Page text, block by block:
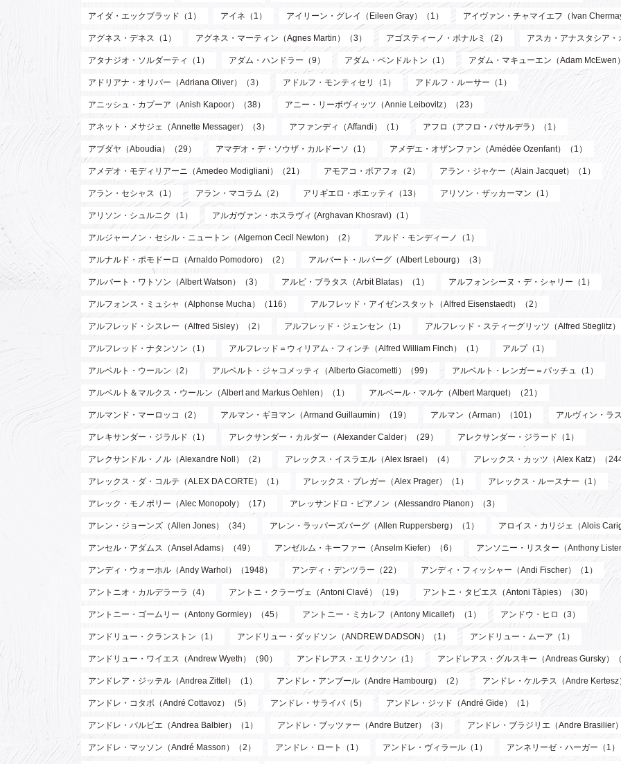
アイダ・エックブラッド（1） アイネ（1） アイリーン・グレイ（Eileen Gray）（1） アイヴァン・チャマイエフ（Ivan
アグネス・デネス（1） アグネス・マーティン（Agnes Martin）（3） アゴスティーノ・ボナルミ（2） アスカ・アナスタシア
アタナジオ・ソルダーティ（1） アダム・ハンドラー（9） アダム・ペンドルトン（1） アダム・マキューエン（Adam McEwen
アドリアナ・オリバー（Adriana Oliver）（3） アドルフ・モンティセリ（1） アドルフ・ルーサー（1）
アニッシュ・カプーア（Anish Kapoor）（38） アニー・リーボヴィッツ（Annie Leibovitz）（23）
アネット・メサジェ（Annette Messager）（3） アファンディ（Affandi）（1） アフロ（アフロ・バサルデラ）（1）
アブダヤ（Aboudia）（29） アマデオ・デ・ソウザ・カルドーソ（1） アメデエ・オザンファン（Amédée Ozenfant）（1）
アメデオ・モディリアーニ（Amedeo Modigliani）（21） アモアコ・ボアフォ（2） アラン・ジャケー（Alain Jacquet）（1）
アラン・セシャス（1） アラン・マコラム（2） アリギエロ・ボエッティ（13） アリソン・ザッカーマン（1）
アリソン・シュルニク（1） アルガヴァン・ホスラヴィ (Arghavan Khosravi)（1）
アルジャーノン・セシル・ニュートン（Algernon Cecil Newton）（2） アルド・モンディーノ（1）
アルナルド・ポモドーロ（Arnaldo Pomodoro）（2） アルバート・ルバーグ（Albert Lebourg）（3）
アルバート・ワトソン（Albert Watson）（3） アルビ・ブラタス（Arbit Blatas）（1） アルフォンシーヌ・デ・シャリー（1）
アルフォンス・ミュシャ（Alphonse Mucha）（116） アルフレッド・アイゼンスタット（Alfred Eisenstaedt）（2）
アルフレッド・シスレー（Alfred Sisley）（2） アルフレッド・ジェンセン（1） アルフレッド・スティーグリッツ（Alfred Stieglitz
アルフレッド・ナタンソン（1） アルフレッド＝ウィリアム・フィンチ（Alfred William Finch）（1） アルプ（1）
アルベルト・ウールン（2） アルベルト・ジャコメッティ（Alberto Giacometti）（99） アルベルト・レンガー＝パッチュ（1）
アルベルト＆マルクス・ウールン（Albert and Markus Oehlen）（1） アルベール・マルケ（Albert Marquet）（21）
アルマンド・マーロッコ（2） アルマン・ギヨマン（Armand Guillaumin）（19） アルマン（Arman）（101） アルヴィン・ラ
アレキサンダー・ジラルド（1） アレクサンダー・カルダー（Alexander Calder）（29） アレクサンダー・ジラード（1）
アレクサンドル・ノル（Alexandre Noll）（2） アレックス・イスラエル（Alex Israel）（4） アレックス・カッツ（Alex Katz）（
アレックス・ダ・コルテ（ALEX DA CORTE）（1） アレックス・プレガー（Alex Prager）（1） アレックス・ルースナー（1）
アレック・モノポリー（Alec Monopoly）（17） アレッサンドロ・ピアノン（Alessandro Pianon）（3）
アレン・ジョーンズ（Allen Jones）（34） アレン・ラッパーズバーグ（Allen Ruppersberg）（1） アロイス・カリジェ（Alois
アンセル・アダムス（Ansel Adams）（49） アンゼルム・キーファー（Anselm Kiefer）（6） アンソニー・リスター（Anthony
アンディ・ウォーホル（Andy Warhol）（1948） アンディ・デンツラー（22） アンディ・フィッシャー（Andi Fischer）（1）
アントニオ・カルデラーラ（4） アントニ・クラーヴェ（Antoni Clavé）（19） アントニ・タピエス（Antoni Tàpies）（30）
アントニー・ゴームリー（Antony Gormley）（45） アントニー・ミカレフ（Antony Micallef）（1） アンドウ・ヒロ（3）
アンドリュー・クランストン（1） アンドリュー・ダッドソン（ANDREW DADSON）（1） アンドリュー・ムーア（1）
アンドリュー・ワイエス（Andrew Wyeth）（90） アンドレアス・エリクソン（1） アンドレアス・グルスキー（Andreas Gursky）
アンドレア・ジッテル（Andrea Zittel）（1） アンドレ・アンブール（Andre Hambourg）（2） アンドレ・ケルテス（Andre
アンドレ・コタボ（André Cottavoz）（5） アンドレ・サライバ（5） アンドレ・ジッド（André Gide）（1）
アンドレ・バルビエ（Andrea Balbier）（1） アンドレ・ブッツァー（Andre Butzer）（3） アンドレ・ブラジリエ（Andre Brasilier
アンドレ・マッソン（André Masson）（2） アンドレ・ロート（1） アンドレ・ヴィラール（1） アンネリーゼ・ハーガー（1）